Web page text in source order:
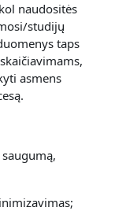
naudositės
studijų
taps
asmens